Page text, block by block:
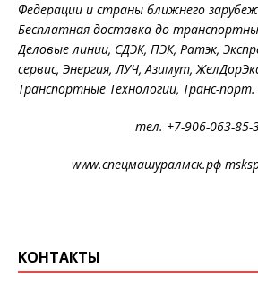
Федерации и страны ближнего
Бесплатная доставка до
Деловые линии, СДЭК, ПЭК, Ратэк,
сервис, Энергия, ЛУЧ, Азимут,
Транспортные Технологии, Транс-порт.
тел. +7-906-063-85-
www.спецмашуралмск.рф
КОНТАКТЫ